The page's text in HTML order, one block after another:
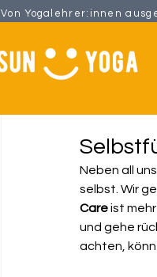
Von
Alle Beiträge
Neben all
selbst. Wir
Care ist
und gehe
achten,